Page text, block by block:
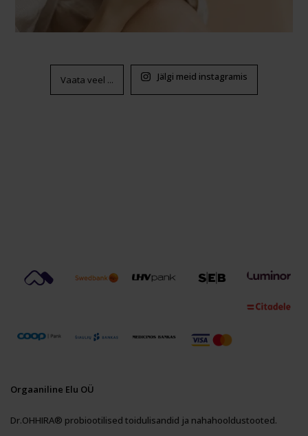
Vaata veel ... Jälgi meid instagramis
Orgaaniline Elu OÜ
Dr.OHHIRA® probiootilised toidulisandid ja nahahooldustooted.